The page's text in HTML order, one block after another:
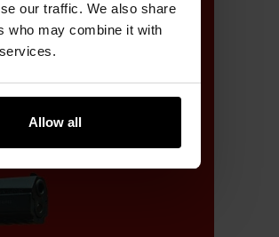
our traffic. We also share
who may combine it with
Allow all